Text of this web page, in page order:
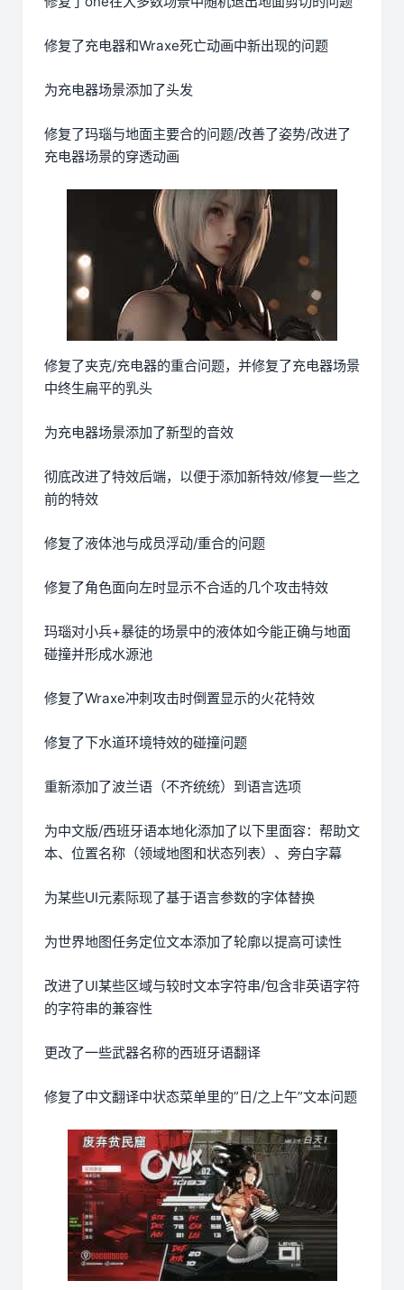
修复了充电器和Wraxe死亡动画中新出现的问题
为充电器场景添加了头发
修复了玛瑙与地面主要合的问题/改善了姿势/改进了
充电器场景的穿透动画
修复了夹克/充电器的重合问题，并修复了充电器场景
中终生扁平的乳头
为充电器场景添加了新型的音效
彻底改进了特效后端，以便于添加新特效/修复一些之
前的特效
修复了液体池与成员浮动/重合的问题
修复了角色面向左时显示不合适的几个攻击特效
玛瑙对小兵+暴徒的场景中的液体如今能正确与地面
碰撞并形成水源池
修复了Wraxe冲刺攻击时倒置显示的火花特效
修复了下水道环境特效的碰撞问题
重新添加了波兰语（不齐统统）到语言选项
为中文版/西班牙语本地化添加了以下里面容：帮助文
本、位置名称（领域地图和状态列表）、旁白字幕
为某些UI元素际现了基于语言参数的字体替换
为世界地图任务定位文本添加了轮廓以提高可读性
改进了UI某些区域与较时文本字符串/包含非英语字符
的字符串的兼容性
更改了一些武器名称的西班牙语翻译
修复了中文翻译中状态菜单里的”日/之上午”文本问题